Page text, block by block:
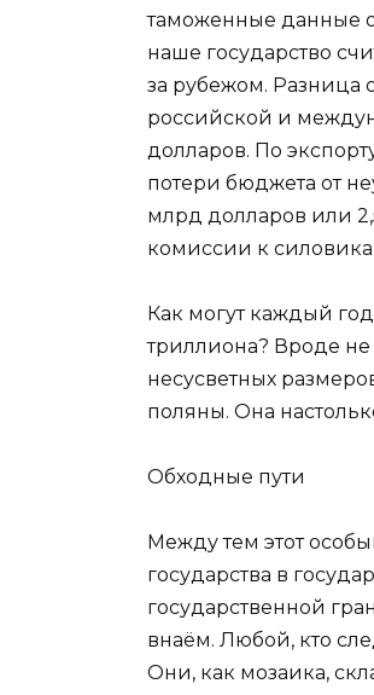
таможенные данные
наше государство
за рубежом. Разница
российской и
долларов. По
потери бюджета от
млрд долларов или
комиссии к
Как могут каждый
триллиона? Вроде не
несусветных
поляны. Она
Обходные пути
Между тем этот
государства в
государственной
внаём. Любой, кто
Они, как мозаика,